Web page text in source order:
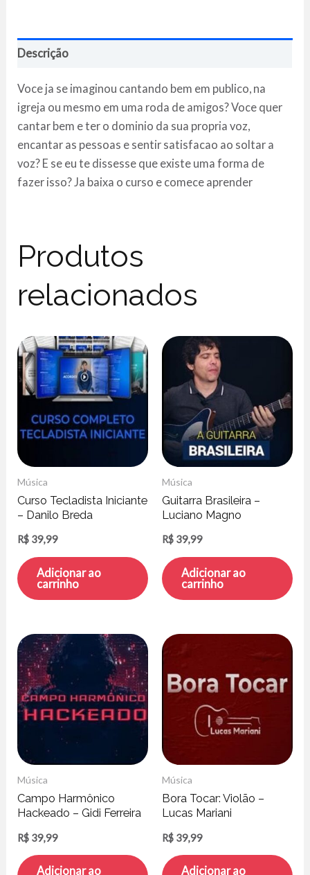
Descrição
Voce ja se imaginou cantando bem em publico, na
igreja ou mesmo em uma roda de amigos? Voce quer
cantar bem e ter o dominio da sua propria voz,
encantar as pessoas e sentir satisfacao ao soltar a
voz? E se eu te dissesse que existe uma forma de
fazer isso? Ja baixa o curso e comece aprender
Produtos
relacionados
Música
Curso Tecladista Iniciante
– Danilo Breda
R$ 39,99
Adicionar ao
carrinho
Música
Guitarra Brasileira –
Luciano Magno
R$ 39,99
Adicionar ao
carrinho
Música
Campo Harmônico
Hackeado – Gidi Ferreira
R$ 39,99
Adicionar ao
Música
Bora Tocar: Violão –
Lucas Mariani
R$ 39,99
Adicionar ao